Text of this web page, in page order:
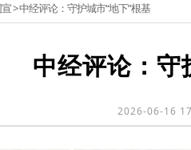
> 中经评论：守护城市“地下”根基
中经评论：守
2026-06-16